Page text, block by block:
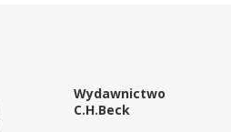
Wydawnictwo
C.H.Beck